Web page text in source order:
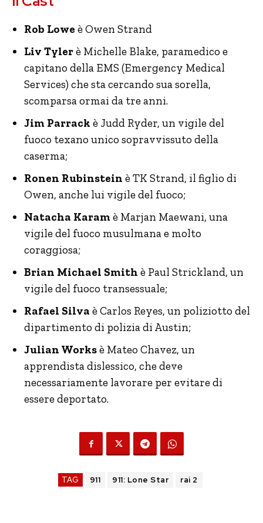
Rob Lowe è Owen Strand
Liv Tylerè Michelle Blake, paramedico e
capitano della EMS (Emergency Medical
Services) che sta cercando sua sorella,
scomparsa ormai da tre anni.
Jim Parrack è Judd Ryder, un vigile del
fuoco texano unico sopravvissuto della
caserma;
Ronen Rubinstein è TK Strand, il figlio di
Owen, anche lui vigile del fuoco;
Natacha Karamè Marjan Maewani, una
vigile del fuoco musulmana e molto
coraggiosa;
Brian Michael Smith è Paul Strickland, un
vigile del fuoco transessuale;
Rafael Silva è Carlos Reyes, un poliziotto del
dipartimento di polizia di Austin;
Julian Worksè Mateo Chavez, un
apprendista dislessico, che deve
necessariamente lavorare per evitare di
essere deportato.
TAG 911 911: Lone Star rai 2